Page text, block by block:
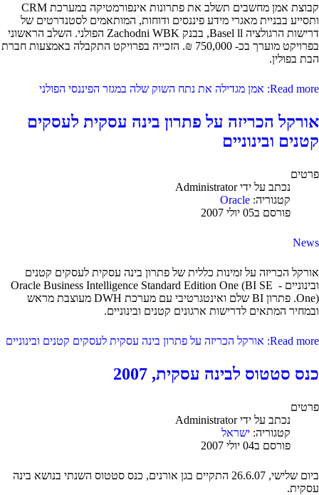
קבוצת אמן מחשבים תשלב את פתרונות אינפורמטיקה במערכת CRM
ותסייע בבניית מאגרי מידע פיננסים ודוחות, המותאמים לסטנדרטים של
דרישות הרגולציה Basel ll, בבנק Zachodni WBK הפולני. השלב הראשוני
בפרויקט מוערך בכ- 750,000 ₪. הזכייה בפרויקט התקבלה באמצעות חברת
הבת בפולין.
Read more: אמן מגדילה את נתח השוק שלה במגזר הפיננסי הפולני
אורקל הכריזה על פתרון בינה עסקית לעסקים
קטנים ובינוניים
פרטים
נכתב על ידיAdministrator
קטגוריה: Oracle
פורסם ב05 יולי 2007
News
אורקל הכריזה על זמינות כללית של פתרון בינה עסקית לעסקים קטנים
ובינוניים - Oracle Business Intelligence Standard Edition One (BI SE
One). פתרון BI שלם ואינטגרטיבי עם מערכת DWH מעוצבת מראש
ובמחיר המתאים לדרישות ארגונים קטנים ובינוניים.
Read more: אורקל הכריזה על פתרון בינה עסקית לעסקים קטנים ובינוניים
כנס סטטוס לבינה עסקית, 2007
פרטים
נכתב על ידיAdministrator
קטגוריה: ישראל
פורסם ב04 יולי 2007
ביום שלישי, 26.6.07 התקיים בגן אורנים, כנס סטטוס השנתי בנושא בינה
עסקית.